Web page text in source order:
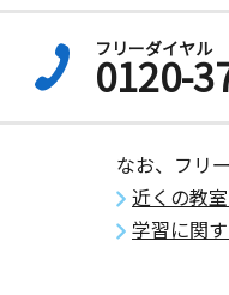
船橋駅南教室
0歳～高校生
雄鹿野教室
水 木 金 土
フリーダイヤル
0120-
なお、フリ
近くの教
学習に関